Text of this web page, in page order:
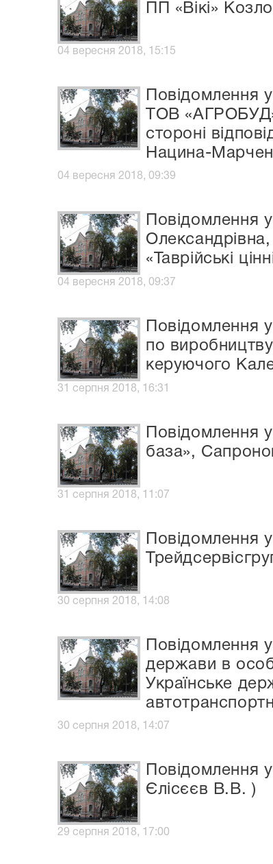
ПП «Вікі»
04 вересня 2018, 15:15
Повідомлення
ТОВ
стороні
Нацина-
04 вересня 2018, 09:39
Повідомлення
«Таврійські
04 вересня 2018, 09:37
Повідомлення
по
керуючого
31 серпня 2018, 16:31
Повідомлення
база»,
31 серпня 2018, 11:07
30 серпня 2018, 14:08
Повідомлення
держави в
Українське
30 серпня 2018, 14:07
Повідомлення
Єлісєєв В.В. )
29 серпня 2018, 17:00